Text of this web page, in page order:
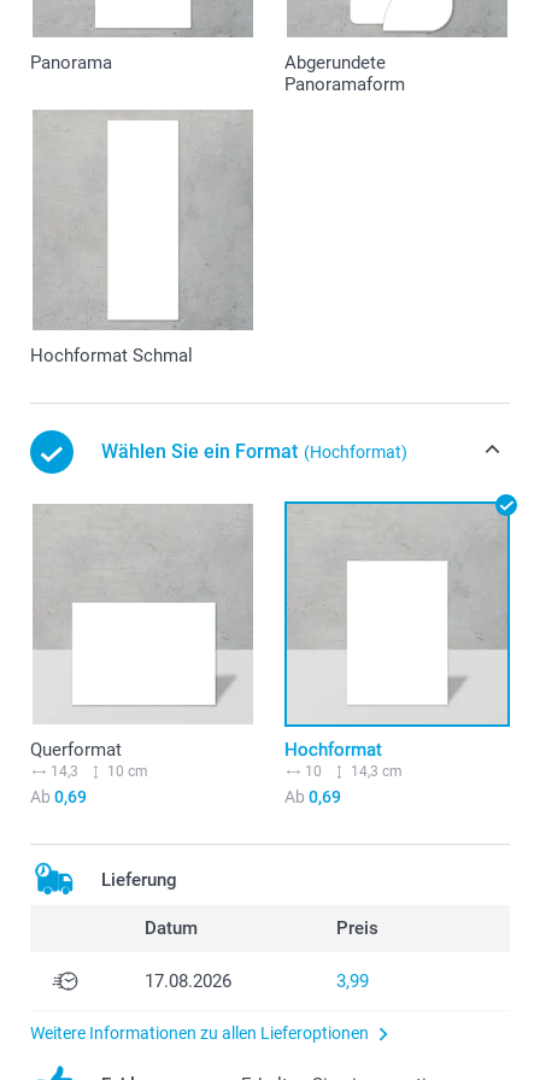
Panorama
Abgerundete
Panoramaform
Hochformat Schmal
Wählen Sie ein Format (Hochformat)
Querformat
14,3 10 cm
Ab 0,69
Hochformat
10 14,3 cm
Ab 0,69
Lieferung
Datum Preis
17.08.2026 3,99
Weitere Informationen zu allen Lieferoptionen